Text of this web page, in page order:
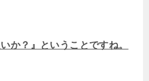
か？』ということですね。